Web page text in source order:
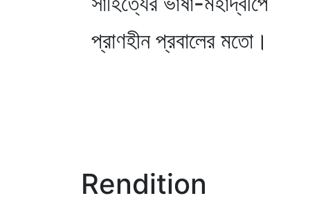
প্রাণহীন প্রবালের মতো।
Rendition